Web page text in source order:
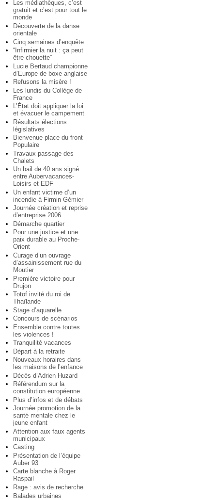
Les médiathèques, c’est
gratuit et c’est pour tout le
monde
Découverte de la danse
orientale
Cinq semaines d’enquête
“Infirmier la nuit : ça peut
être chouette”
Lucie Bertaud championne
d’Europe de boxe anglaise
Refusons la misère !
Les lundis du Collège de
France
L’État doit appliquer la loi
et évacuer le campement
Résultats élections
législatives
Bienvenue place du front
Populaire
Travaux passage des
Chalets
Un bail de 40 ans signé
entre Aubervacances-
Loisirs et EDF
Un enfant victime d’un
incendie à Firmin Gémier
Journée création et reprise
d’entreprise 2006
Démarche quartier
Pour une justice et une
paix durable au Proche-
Orient
Curage d’un ouvrage
d’assainissement rue du
Moutier
Première victoire pour
Drujon
Totof invité du roi de
Thaïlande
Stage d’aquarelle
Concours de scénarios
Ensemble contre toutes
les violences !
Tranquilité vacances
Départ à la retraite
Nouveaux horaires dans
les maisons de l’enfance
Décès d’Adrien Huzard
Référendum sur la
constitution européenne
Plus d’infos et de débats
Journée promotion de la
santé mentale chez le
jeune enfant
Attention aux faux agents
municipaux
Casting
Présentation de l’équipe
Auber 93
Carte blanche à Roger
Raspail
Rage : avis de recherche
Balades urbaines